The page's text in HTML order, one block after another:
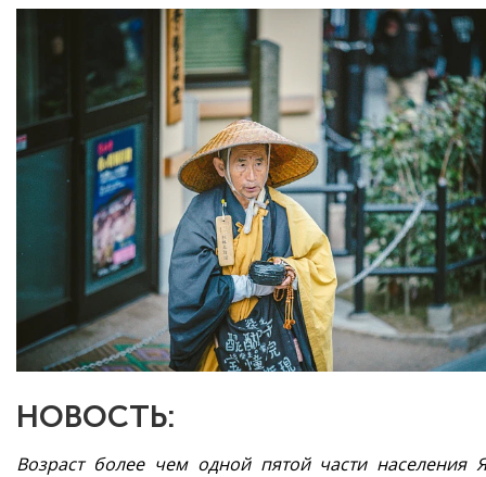
НОВОСТЬ:
Возраст более чем одной пятой части населения